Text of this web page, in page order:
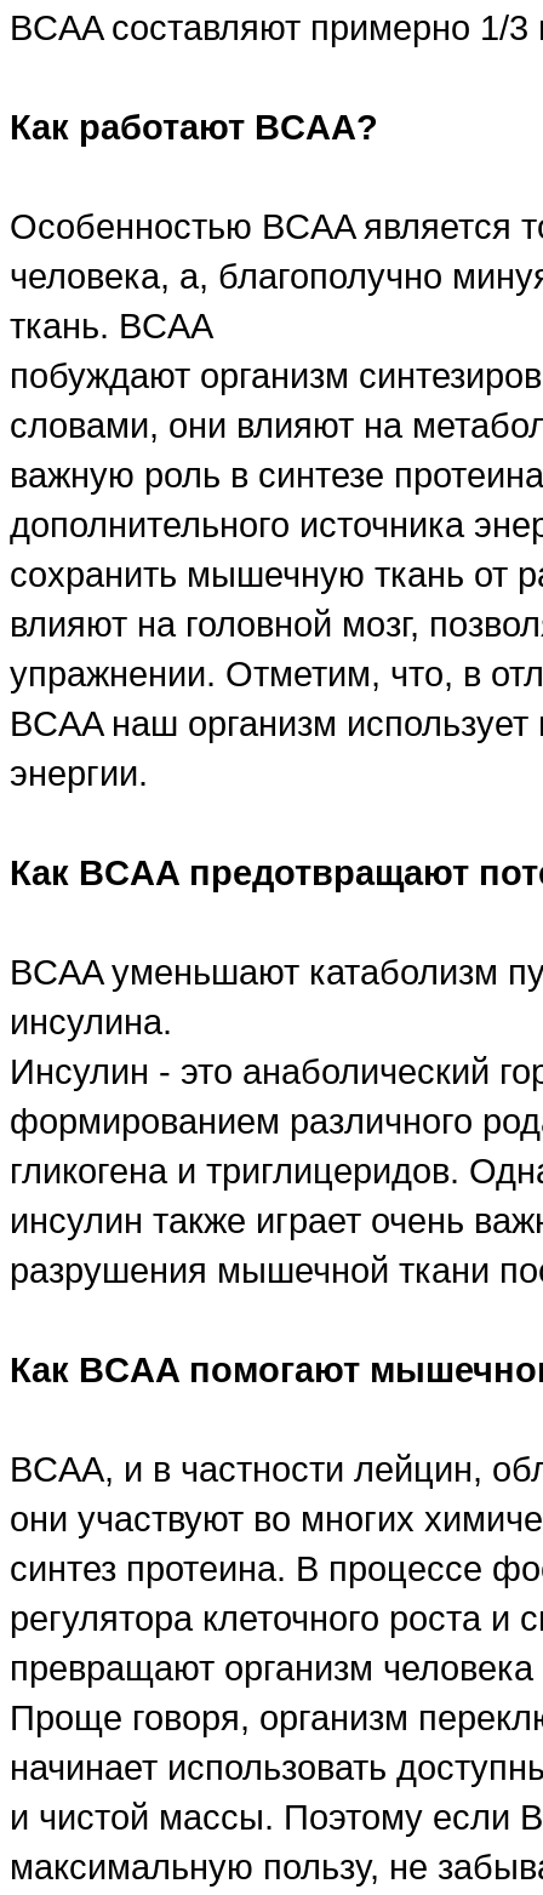
BCAA составляют примерно 1/
Как работают BCAA?
Особенностью BCAA является
человека, а, благополучно
ткань. BCAA
побуждают организм
словами, они влияют на
важную роль в синтезе
дополнительного источника
сохранить мышечную ткань от
влияют на головной мозг,
упражнении. Отметим, что, в
BCAA наш организм использует
энергии.
Как BCAA предотвращают
BCAA уменьшают катаболизм
инсулина.
Инсулин - это анаболический
формированием различного
гликогена и триглицеридов.
инсулин также играет очень
разрушения мышечной ткани
Как BCAA помогают
BCAA, и в частности лейцин,
они участвуют во многих
синтез протеина. В процессе
регулятора клеточного роста и
превращают организм
Проще говоря, организм
начинает использовать
и чистой массы. Поэтому если
максимальную пользу, не